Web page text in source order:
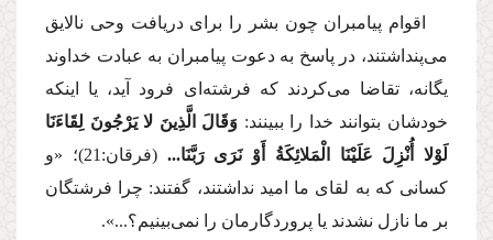
اقوام پیامبران چون بشر را برای دریافت وحی نالایق
می‌پنداشتند، در پاسخ به دعوت پیامبران به عبادت خداوند
یگانه، تقاضا می‌كردند كه فرشته‌ای فرود آید، یا اینكه
خودشان بتوانند خدا را ببینند: وَقَالَ الَّذِینَ لا یَرْجُونَ لِقَاءَنَا
لَوْلا أُنْزِلَ عَلَیْنَا الْمَلائِكَةُ أَوْ نَرَی رَبَّنَا...(فرقان:21)؛
«و
كسانی كه به لقای ما امید نداشتند، گفتند: چرا فرشتگان
بر ما نازل نشدند یا پروردگارمان را نمی‌بینیم؟...».